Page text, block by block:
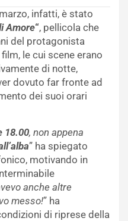
infatti, è stato
Amore“, pellicola che
del protagonista
le cui scene erano
di notte,
dovuto far fronte ad
dei suoi orari
18.00, non appena
” ha spiegato
motivando in
anche altre
messo!” ha
di riprese della